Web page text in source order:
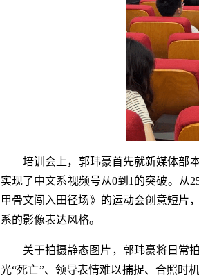
培训会上，郭玮豪首先就新媒体部
实现了中文系视频号从0到1的突破。从
甲骨文闯入田径场》的运动会创意短片
系的影像表达风格。
关于拍摄静态图片，郭玮豪将日常
光“死亡”、领导表情难以捕捉、合照时